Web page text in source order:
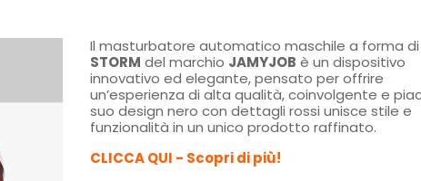
Il masturbatore automatico maschile a forma
STORM del marchio JAMYJOB è un dispositivo
innovativo ed elegante, pensato per offrire
un’esperienza di alta qualità, coinvolgente e
suo design nero con dettagli rossi unisce stile e
funzionalità in un unico prodotto raffinato.
CLICCA QUI - Scopri di più!